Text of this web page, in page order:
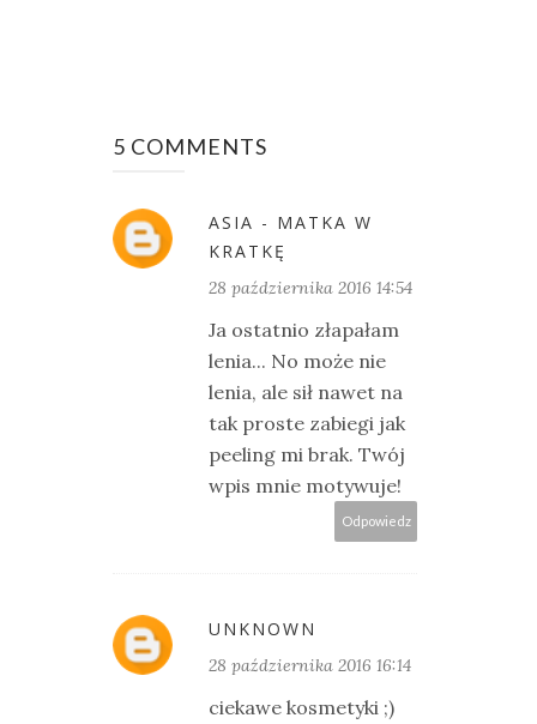
5 COMMENTS
ASIA - MATKA W
KRATKĘ
28 października 2016 14:54
Ja ostatnio złapałam
lenia... No może nie
lenia, ale sił nawet na
tak proste zabiegi jak
peeling mi brak. Twój
wpis mnie motywuje!
Odpowiedz
UNKNOWN
28 października 2016 16:14
ciekawe kosmetyki ;)